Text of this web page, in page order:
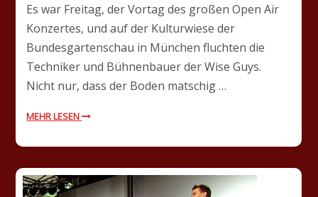
Es war Freitag, der Vortag des großen Open Air
Konzertes, und auf der Kulturwiese der
Bundesgartenschau in München fluchten die
Techniker und Bühnenbauer der Wise Guys.
Nicht nur, dass der Boden matschig …
MEHR LESEN